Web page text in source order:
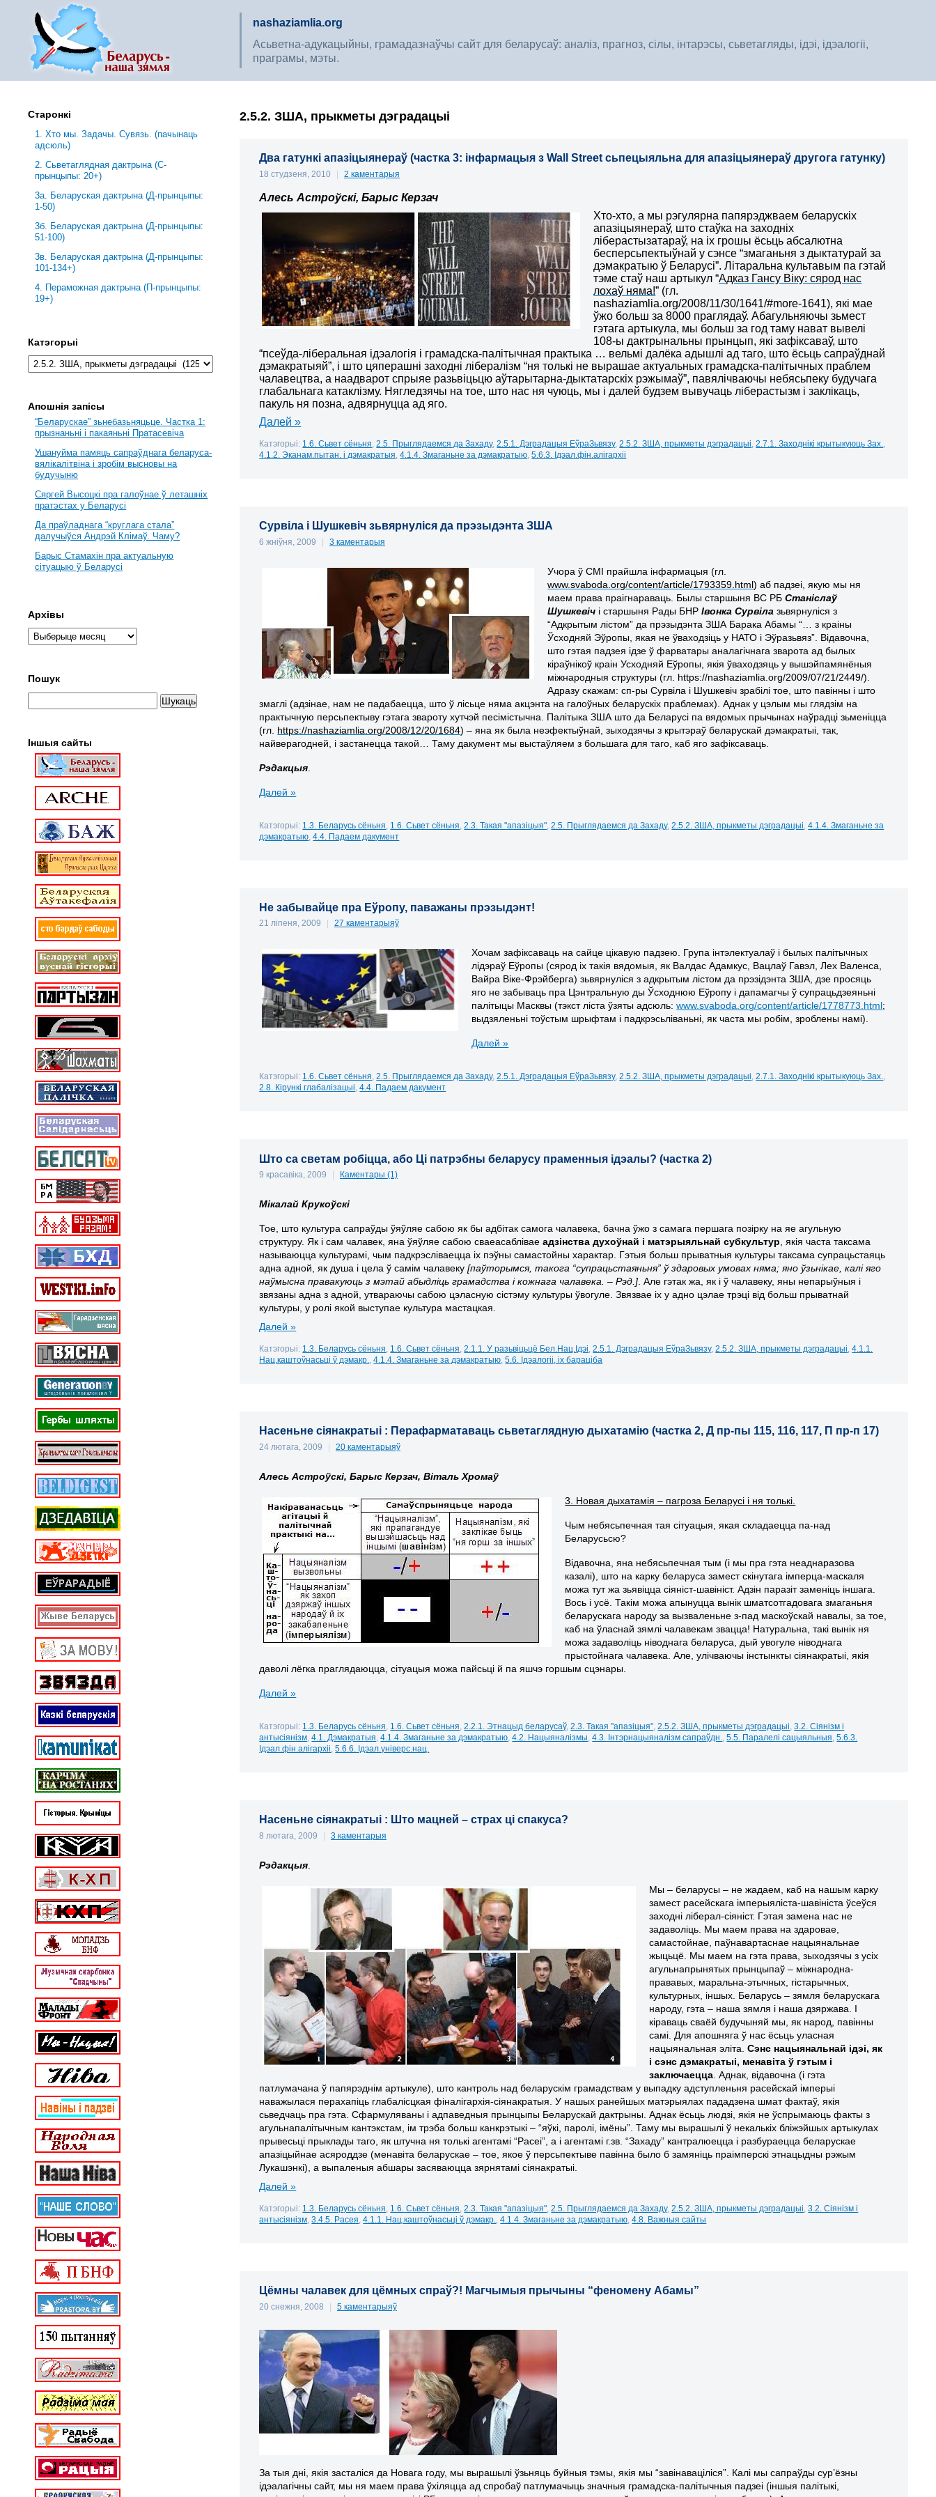
nashaziamlia.org
Асьветна-адукацыйны, грамадазнаўчы сайт для беларусаў: аналіз, прагноз, сілы, інтарэсы, сьветагляды, ідэі, ідэалогіі,
праграмы, мэты.
2.5.2. ЗША, прыкметы дэградацыі
Два гатункі апазіцыянераў (частка 3: інфармацыя з Wall Street сьпецыяльна для апазіцыянераў другога гатунку)
18 студзеня, 2010 | 2 каментарыя
Алесь Астроўскі, Барыс Керзач
Хто-хто, а мы рэгулярна папярэджваем беларускіх
апазіцыянераў, што стаўка на заходніх
ліберастызатараў, на іх грошы ёсьць абсалютна
бесперсьпектыўнай у сэнсе “змаганьня з дыктатурай за
дэмакратыю ў Беларусі”. Літаральна культавым па гэтай
тэме стаў наш артыкул “Адказ Гансу Віку: сярод нас
лохаў няма!” (гл.
nashaziamlia.org/2008/11/30/1641/#more-1641), які мае
ўжо больш за 8000 праглядаў. Абагульняючы зьмест
гэтага артыкула, мы больш за год таму нават вывелі
108-ы дактрынальны прынцып, які зафіксаваў, што
“псеўда-ліберальная ідэалогія і грамадска-палітычная практыка … вельмі далёка адышлі ад таго, што ёсьць сапраўднай
дэмакратыяй”, і што цяперашні заходні лібералізм “ня толькі не вырашае актуальных грамадска-палітычных праблем
чалавецтва, а наадваротспрыяе разьвіцьцю аўтарытарна-дыктатарскіх рэжымаў”, павялічваючы небясьпеку будучага
глабальнага катаклізму. Нягледзячы на тое, што нас ня чуюць, мы і далей будзем вывучаць ліберастызм і заклікаць,
пакуль ня позна, адвярнуцца ад яго.
Далей »
Катэгорыі: 1.6. Сьвет сёньня ,2.5. Прыглядаемся да Захаду,2.5.1. Дэградацыя ЕўраЗьвязу,2.5.2. ЗША, прыкметы дэградацыі ,2.7.1. Заходнікі крытыкуюць Зах.
4.1.2. Эканам.пытан. і дэмакратыя ,4.1.4. Змаганьне за дэмакратыю ,5.6.3. Ідэал.фін.алігархіі
Сурвіла і Шушкевіч зьвярнуліся да прэзыдэнта ЗША
6 жніўня, 2009 | 3 каментарыя
Учора ў СМІ прайшла інфармацыя (гл.
www.svaboda.org/content/article/1793359.html) аб падзеі, якую мы ня
маем права праігнараваць. Былы старшыня ВС РБСтаніслаў
Шушкевіч істаршыня Рады БНРІвонка Сурвіла зьвярнуліся з
“Адкрытым лістом” да прэзыдэнта ЗША Барака Абамы “… з краіны
Ўсходняй Эўропы, якая не ўваходзіць у НАТО і Эўразьвяз”. Відавочна,
што гэтая падзея ідзе ў фарватары аналагічнага зварота ад былых
кіраўнікоў краін Усходняй Еўропы, якія ўваходзяць у вышэйпамянёныя
міжнародныя структуры (гл. https://nashaziamlia.org/2009/07/21/2449/).
Адразу скажам: сп-ры Сурвіла і Шушкевіч зрабілі тое, што павінны і што
змаглі (адзінае, нам не падабаецца, што ў лісьце няма акцэнта на галоўных беларускіх праблемах). Аднак у цэлым мы глядзім на
практычную персьпектыву гэтага звароту хутчэй песімістычна. Палітыка ЗША што да Беларусі па вядомых прычынах наўрадці зьменіцца
(гл. https://nashaziamlia.org/2008/12/20/1684) – яна як была неэфектыўнай, зыходзячы з крытэраў беларускай дэмакратыі, так,
найверагодней, і застанецца такой… Таму дакумент мы выстаўляем з большага для таго, каб ягозафіксаваць.
Рэдакцыя
Далей »
Катэгорыі: 1.3. Беларусь сёньня 1.6. Сьвет сёньня ,2.3. Такая "апазіцыя" ,2.5. Прыглядаемся да Захаду,2.5.2. ЗША, прыкметы дэградацыі ,4.1.4. Змаганьне за
дэмакратыю ,4.4. Падаем дакумент
Не забывайце пра Еўропу, паважаны прэзыдэнт!
21 ліпеня, 2009 27 каментарыяў
Хочам зафіксаваць на сайце цікавую падзею. Група інтэлектуалаў і былых палітычных
лідэраў Еўропы (сярод іх такія вядомыя, як Валдас Адамкус, Вацлаў Гавэл, Лех Валенса,
Вайра Віке-Фрэйберга) зьвярнуліся з адкрытым лістом да прэзідэнта ЗША, дзе просяць
яго не забываць пра Цэнтральную ды Ўсходнюю Еўропу і дапамагчы ў супрацьдзеяньні
палітыцы Масквы (тэкст ліста ўзяты адсюль:www.svaboda.org/content/article/1778773.html;
выдзяленьні тоўстым шрыфтам і падкрэсьліваньні, як часта мы робім, зроблены намі).
Далей »
Катэгорыі: 1.6. Сьвет сёньня ,2.5. Прыглядаемся да Захаду,2.5.1. Дэградацыя ЕўраЗьвязу,2.5.2. ЗША, прыкметы дэградацыі ,2.7.1. Заходнікі крытыкуюць Зах.
2.8. Кірункі глабалізацыі ,4.4. Падаем дакумент
Што са светам робіцца, або Ці патрэбны беларусу праменныя ідэалы? (частка 2)
9 красавіка, 2009 Каментары (1)
Мікалай Крукоўскі
Тое, што культура сапраўды ўяўляе сабою як бы адбітак самога чалавека, бачна ўжо з самага першага позірку на яе агульную
структуру. Як і сам чалавек, яна ўяўляе сабою сваеасабліваеадзінства духоўнай і матэрыяльнай субкультур , якія часта таксама
называюцца культурамі, чым падкрэсліваецца іх пэўны самастойны характар. Гэтыя больш прыватныя культуры таксама супрацьстаяць
аднаадной , як душа і цела ў самім чалавеку [паўторымся, такога “супрацьстаяньня” ў здаровых умовах няма; яно ўзьнікае, калі яго
наўмысна правакуюць з мэтай абыдліць грамадства і кожнага чалавека. – Рэд.] . Але гэтак жа, як і ў чалавеку, яны непарыўныя і
звязаны адна з адной, утвараючы сабою цэласную сістэму культуры ўвогуле. Звязвае іх у адно цэлае трэці від больш прыватнай
культуры, у ролі якой выступае культура мастацкая.
Далей »
Катэгорыі: 1.3. Беларусь сёньня 1.6. Сьвет сёньня ,2.1.1. У разьвіцьцё Бел.Нац.Ідэі ,2.5.1. Дэградацыя ЕўраЗьвязу,2.5.2. ЗША, прыкметы дэградацыі ,4.1.1.
Нац.каштоўнасьці ў дэмакр.
,4.1.4. Змаганьне за дэмакратыю ,5.6. Ідэалогіі, іх бараціба
Насеньне сіянакратыі : Перафарматаваць сьветаглядную дыхатамію (частка 2, Д пр-пы 115, 116, 117, П пр-п 17)
24 лютага, 2009 20 каментарыяў
Алесь Астроўскі, Барыс Керзач, Віталь Хромаў
3. Новая дыхатамія – пагроза Беларусі і ня толькі.
Чым небясьпечная тая сітуацыя, якая складаецца па-над
Беларусьсю?
Відавочна, яна небясьпечная тым (і мы пра гэта неаднаразова
казалі), што на карку беларуса замест скінутага імперца-маскаля
можа тут жа зьявіцца сіяніст-шавініст. Адзін паразіт заменіць іншага.
Вось і усё. Такім можа апынуцца вынік шматсотгадовага змаганьня
беларускага народу за вызваленьне з-пад маскоўскай навалы, за тое,
каб на ўласнай зямлі чалавекам звацца! Натуральна, такі вынік ня
можа задаволіць ніводнага беларуса, дый увогуле ніводнага
прыстойнага чалавека. Але, улічваючы інстынкты сіянакратыі, якія
даволі лёгка праглядаюцца, сітуацыя можа пайсьці й па яшчэ горшым сцэнары.
Далей »
Катэгорыі: 1.3. Беларусь сёньня 1.6. Сьвет сёньня ,2.2.1. Этнацыд беларусаў,2.3. Такая "апазіцыя" ,2.5.2. ЗША, прыкметы дэградацыі ,3.2. Сіянізм і
антысіянізм ,4.1. Дэмакратыя ,4.1.4. Змаганьне за дэмакратыю ,4.2. Нацыяналізмы ,4.3. Інтэрнацыяналізм сапраўдн. ,5.5. Паралелі сацыяльныя ,5.6.3.
Ідэал.фін.алігархіі ,5.6.6. Ідэал.універс.нац.
Насеньне сіянакратыі : Што мацней – страх ці спакуса?
8 лютага, 2009 | 3 каментарыя
Рэдакцыя
Мы – беларусы – не жадаем, каб на нашым карку
замест расейскага імперыяліста-шавініста ўсеўся
заходні ліберал-сіяніст. Гэтая замена нас не
задаволіць. Мы маем права на здаровае,
самастойнае, паўнавартаснае нацыянальнае
жыцьцё. Мы маем на гэта права, зыходзячы з усіх
агульнапрынятых прынцыпаў – міжнародна-
прававых, маральна-этычных, гістарычных,
культурных, іншых. Беларусь – зямля беларускага
народу, гэта – наша зямля і наша дзяржава. І
кіраваць сваёй будучыняй мы, як народ, павінны
самі. Для апошняга ў нас ёсьць уласная
нацыянальная эліта.Сэнс нацыянальнай ідэі, як
і сэнс дэмакратыі, менавіта ў гэтым і
заключаецца . Аднак, відавочна (і гэта
патлумачана ў папярэднім артыкуле), што кантроль над беларускім грамадствам у выпадку адступленьня расейскай імперыі
наважылася перахапіць глабалісцкая фіналігархія-сіянакратыя. У нашых ранейшых матэрыялах пададзена шмат фактаў, якія
сьведчаць пра гэта. Сфармуляваны і адпаведныя прынцыпы Беларускай дактрыны. Аднак ёсьць людзі, якія не ўспрымаюць факты з
агульнапалітычным кантэкстам, ім трэба больш канкрэтыкі – “яўкі, паролі, імёны”. Таму мы вырашылі ў некалькіх бліжэйшых артыкулах
прывесьці прыклады таго, як штучна ня толькі агентамі “Расеі”, а і агентамі г.зв. “Захаду” кантралюецца і разбураецца беларускае
апазіцыйнае асяроддзе (менавіта беларускае – тое, якое ў персьпектыве павінна было б замяніць праімперскі этнацыдны рэжым
Лукашэнкі), а выпаленыя абшары засяваюцца зярнятамі сіянакратыі.
Далей »
Катэгорыі: 1.3. Беларусь сёньня 1.6. Сьвет сёньня ,2.3. Такая "апазіцыя" ,2.5. Прыглядаемся да Захаду,2.5.2. ЗША, прыкметы дэградацыі ,3.2. Сіянізм і
антысіянізм ,3.4.5. Расея ,4.1.1. Нац.каштоўнасьці ў дэмакр. ,4.1.4. Змаганьне за дэмакратыю ,4.8. Важныя сайты
Цёмны чалавек для цёмных спраў?! Магчымыя прычыны “феномену Абамы”
20 снежня, 2008 | 5 каментарыяў
За тыя дні, якія засталіся да Новага году, мы вырашылі ўзьняць буйныя тэмы, якія мы “завінаваціліся”. Калі мы сапраўды сур’ёзны
ідэалагічны сайт, мы ня маем права ўхіляцца ад спробаў патлумачыць значныя грамадска-палітычныя падзеі (іншыя палітыкі,
Старонкі
1. Хто мы. Задачы. Сувязь. (пачынаць
адсюль)
2. Сьветаглядная дактрына (С-
прынцыпы: 20+)
3a. Беларуская дактрына (Д-прынцыпы:
1-50)
3б. Беларуская дактрына (Д-прынцыпы:
51-100)
3в. Беларуская дактрына (Д-прынцыпы:
101-134+)
4. Пераможная дактрына (П-прынцыпы:
19+)
Катэгорыі
Апошнія запісы
“Беларускае” зьнебазьняцьце. Частка 1:
прызнаньні і пакаяньні Пратасевіча
Ушануйма памяць сапраўднага беларуса-
вялікалітвіна і зробім высновы на
будучыню
Сяргей Высоцкі пра галоўнае ў леташніх
пратэстах у Беларусі
Да праўладнага “круглага стала”
далучыўся Андрэй Клімаў. Чаму?
Барыс Стамахін пра актуальную
сітуацыю ў Беларусі
Архівы
Пошук
Іншыя сайты